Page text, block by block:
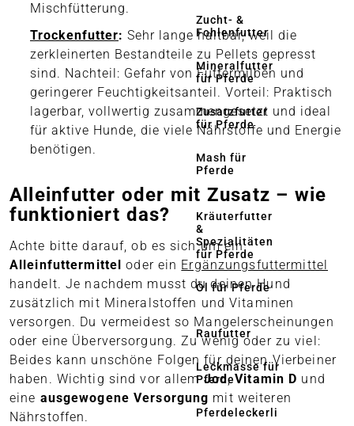
Zucht- &
Fohlenfutter
Mineralfutter
für Pferde
Zusatzfutter
für Pferde
Mash für
Pferde
Kräuterfutter
&
Spezialitäten
für Pferde
Öl für Pferde
Raufutter
Leckmasse für
Pferde
Pferdeleckerli
Mischfütterung.
Trockenfutter: Sehr lange haltbar, weil die
zerkleinerten Bestandteile zu Pellets gepresst
sind. Nachteil: Gefahr von Futtermilben und
geringerer Feuchtigkeitsanteil. Vorteil: Praktisch
lagerbar, vollwertig zusammengesetzt und ideal
für aktive Hunde, die viele Nährstoffe und Energie
benötigen.
Alleinfutter oder mit Zusatz – wie
funktioniert das?
Achte bitte darauf, ob es sich um ein
Alleinfuttermittel oder ein Ergänzungsfuttermittel
handelt. Je nachdem musst du deinen Hund
zusätzlich mit Mineralstoffen und Vitaminen
versorgen. Du vermeidest so Mangelerscheinungen
oder eine Überversorgung. Zu wenig oder zu viel:
Beides kann unschöne Folgen für deinen Vierbeiner
haben. Wichtig sind vor allemJod ,Vitamin D und
eine ausgewogene Versorgung mit weiteren
Nährstoffen.